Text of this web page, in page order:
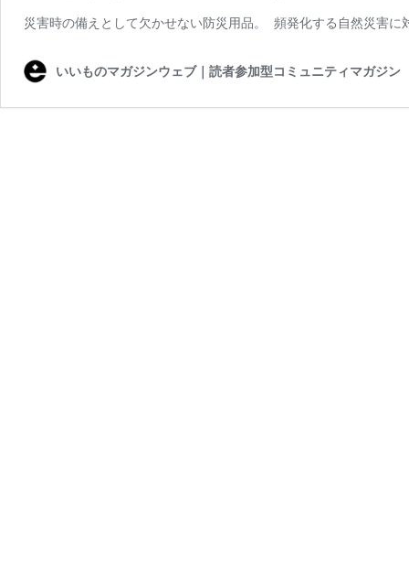
災害時の備えとして欠かせない防災用品。 頻発化する自然災害
いいものマガジンウェブ｜読者参加型コミュニティマガジン